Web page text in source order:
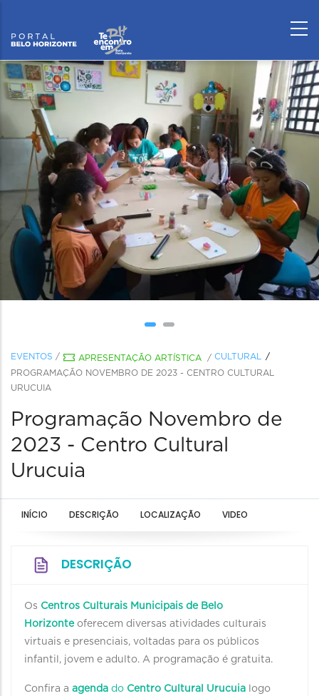
EVENTOS / APRESENTAÇÃO ARTÍSTICA / CULTURAL
PROGRAMAÇÃO NOVEMBRO DE 2023 - CENTRO CULTURAL
URUCUIA
Programação Novembro de
2023 - Centro Cultural
Urucuia
INÍCIO DESCRIÇÃO LOCALIZAÇÃO VIDEO
DESCRIÇÃO
Os Centros Culturais Municipais de Belo
Horizonteoferecem diversas atividades culturais
virtuais e presenciais, voltadas para os públicos
infantil, jovem e adulto. A programação é gratuita.
Confira a agenda do Centro Cultural Urucuia logo